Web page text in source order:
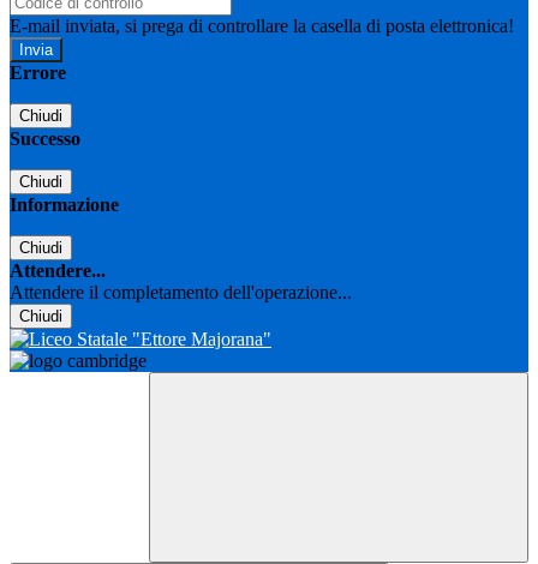
E-mail inviata, si prega di controllare la casella di posta elettronica!
Errore
Chiudi
Successo
Chiudi
Informazione
Chiudi
Attendere...
Attendere il completamento dell'operazione...
Chiudi